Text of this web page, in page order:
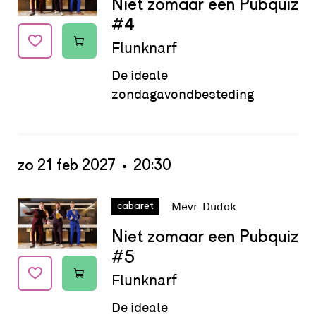
Niet zomaar een Pubquiz
#4
Flunknarf
De ideale
zondagavondbesteding
Niet zomaar een Pubquiz
#5
Flunknarf
De ideale
Datum: zo 21 feb 2027 - 20:30
cabaret Mevr. Dudok
zo 21 feb 2027 20:30